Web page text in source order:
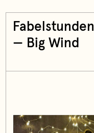
Fabelstunden
— Big Wind